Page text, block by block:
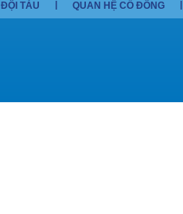
ĐỘI TÀU QUAN HỆ CỔ ĐÔNG